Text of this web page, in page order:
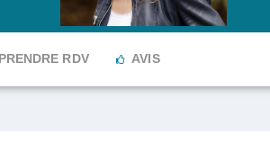
PRENDRE RDV AVIS